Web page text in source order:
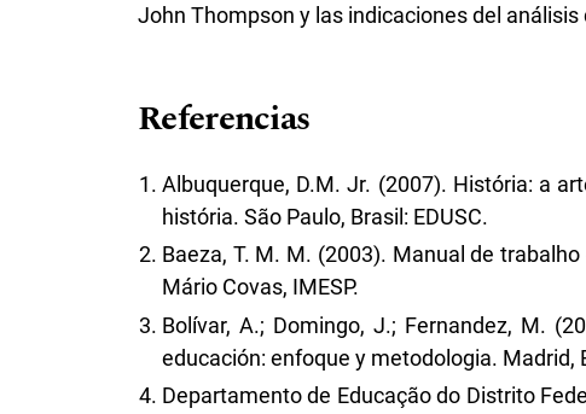
John Thompson y las indicaciones del análisis
Referencias
Albuquerque, D.M. Jr. (2007). História: a
história. São Paulo, Brasil: EDUSC.
Baeza, T. M. M. (2003). Manual de
Mário Covas, IMESP.
Bolívar, A.; Domingo, J.; Fernandez, M.
educación: enfoque y metodologia. Madrid,
Departamento de Educação do Distrito